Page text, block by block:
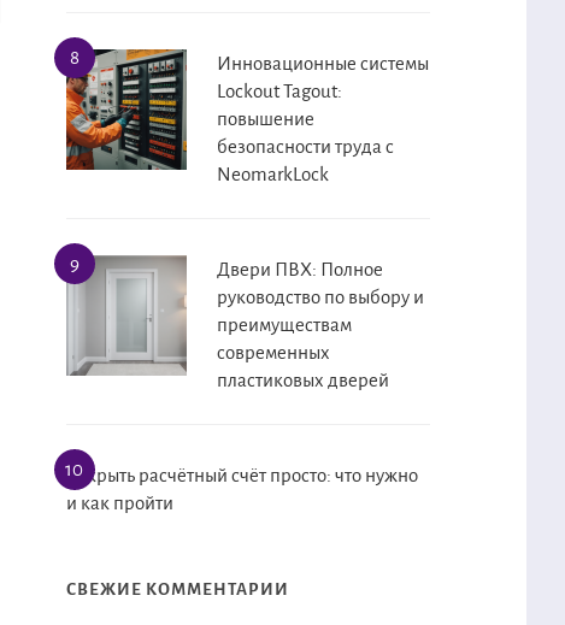
Инновационные системы
Lockout Tagout:
повышение
безопасности труда с
NeomarkLock
Двери ПВХ: Полное
руководство по выбору и
преимуществам
современных
пластиковых дверей
Открыть расчётный счёт просто: что нужно
и как пройти
СВЕЖИЕ КОММЕНТАРИИ